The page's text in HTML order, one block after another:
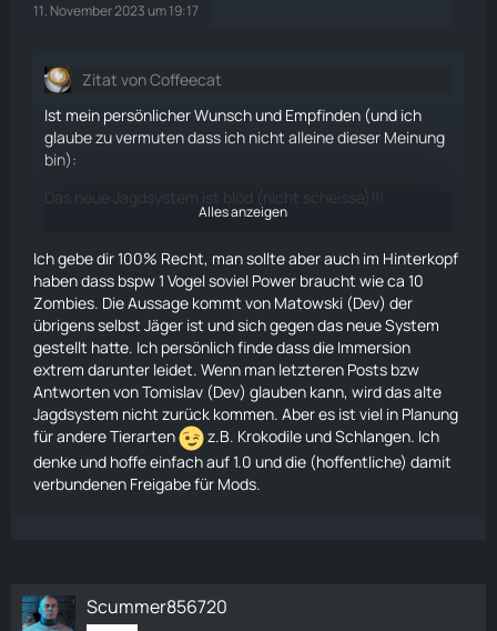
11. November 2023 um 19:17
Zitat von Coffeecat
Ist mein persönlicher Wunsch und Empfinden (und ich
glaube zu vermuten dass ich nicht alleine dieser Meinung
bin):
Das neue Jagdsystem ist blöd (nicht scheisse)!!!
Es hat im vergleich zum vorherigen Jagen das fast
komplette Wildlife im Spiel kaputt gemacht.
Was findet man aktuell wenn man durch die Wälder in
Scum Streift?
Zombies.
Seltenst mal einenWolfoder einen Bären.
Wo findet man dieTieredie man beim durchstreifen der
Wälder vermuten würde und gerne hätte?
mehrfach gehabt).
Alles anzeigen
Ich gebe dir 100% Recht, man sollte aber auch im Hinterkopf
haben dass bspw 1 Vogelsoviel Power braucht wie ca 10
Zombies. Die Aussage kommt von Matowski (Dev) der
übrigens selbst Jäger ist und sich gegen das neue System
gestellt hatte. Ich persönlich finde dass die Immersion
extrem darunter leidet. Wenn man letzteren Posts bzw
Antworten von Tomislav (Dev) glauben kann, wird das alte
Jagdsystem nicht zurück kommen. Aber es ist viel in Planung
für andere Tierarten
z.B. Krokodile und Schlangen. Ich
denke und hoffe einfach auf 1.0 und die (hoffentliche) damit
verbundenen Freigabe für Mods.
Scummer856720